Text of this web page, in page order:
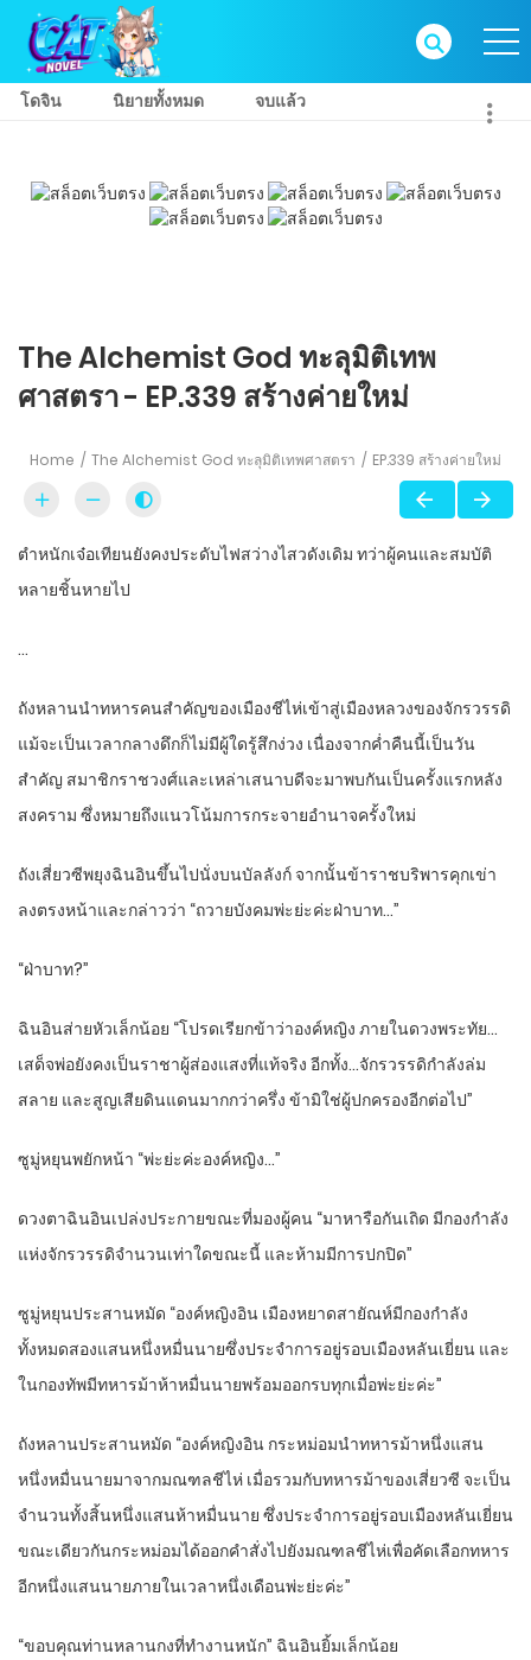
โดจิน นิยายทั้งหมด จบแล้ว
The Alchemist God ทะลุมิติเทพ
ศาสตรา - EP.339 สร้างค่ายใหม่
Home The Alchemist God ทะลุมิติเทพศาสตรา EP.339 สร้างค่ายใหม่
ตำหนักเจ๋อเทียนยังคงประดับไฟสว่างไสวดังเดิม ทว่าผู้คนและสมบัติ
หลายชิ้นหายไป
…
ถังหลานนำทหารคนสำคัญของเมืองชีไห่เข้าสู่เมืองหลวงของจักรวรรดิ
แม้จะเป็นเวลากลางดึกก็ไม่มีผู้ใดรู้สึกง่วง เนื่องจากค่ำคืนนี้เป็นวัน
สำคัญ สมาชิกราชวงศ์และเหล่าเสนาบดีจะมาพบกันเป็นครั้งแรกหลัง
สงคราม ซึ่งหมายถึงแนวโน้มการกระจายอำนาจครั้งใหม่
ถังเสี่ยวซีพยุงฉินอินขึ้นไปนั่งบนบัลลังก์ จากนั้นข้าราชบริพารคุกเข่า
ลงตรงหน้าและกล่าวว่า “ถวายบังคมพ่ะย่ะค่ะฝ่าบาท…”
“ฝ่าบาท?”
ฉินอินส่ายหัวเล็กน้อย “โปรดเรียกข้าว่าองค์หญิง ภายในดวงพระทัย…
เสด็จพ่อยังคงเป็นราชาผู้ส่องแสงที่แท้จริง อีกทั้ง…จักรวรรดิกำลังล่ม
สลาย และสูญเสียดินแดนมากกว่าครึ่ง ข้ามิใช่ผู้ปกครองอีกต่อไป”
ซูมู่หยุนพยักหน้า “พ่ะย่ะค่ะองค์หญิง…”
ดวงตาฉินอินเปล่งประกายขณะที่มองผู้คน “มาหารือกันเถิด มีกองกำลัง
แห่งจักรวรรดิจำนวนเท่าใดขณะนี้ และห้ามมีการปกปิด”
ซูมู่หยุนประสานหมัด “องค์หญิงอิน เมืองหยาดสายัณห์มีกองกำลัง
ทั้งหมดสองแสนหนึ่งหมื่นนายซึ่งประจำการอยู่รอบเมืองหลันเยี่ยน และ
ในกองทัพมีทหารม้าห้าหมื่นนายพร้อมออกรบทุกเมื่อพ่ะย่ะค่ะ”
ถังหลานประสานหมัด “องค์หญิงอิน กระหม่อมนำทหารม้าหนึ่งแสน
หนึ่งหมื่นนายมาจากมณฑลชีไห่ เมื่อรวมกับทหารม้าของเสี่ยวซี จะเป็น
จำนวนทั้งสิ้นหนึ่งแสนห้าหมื่นนาย ซึ่งประจำการอยู่รอบเมืองหลันเยี่ยน
ขณะเดียวกันกระหม่อมได้ออกคำสั่งไปยังมณฑลชีไห่เพื่อคัดเลือกทหาร
อีกหนึ่งแสนนายภายในเวลาหนึ่งเดือนพ่ะย่ะค่ะ”
“ขอบคุณท่านหลานกงที่ทำงานหนัก” ฉินอินยิ้มเล็กน้อย